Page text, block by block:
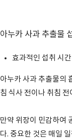
아누카 사과 추출물
효과적인 섭취 시간
아누카 사과 추출물의
침 식사 전이나 취침 전
만약 위장이 민감하여
다. 중요한 것은 매일